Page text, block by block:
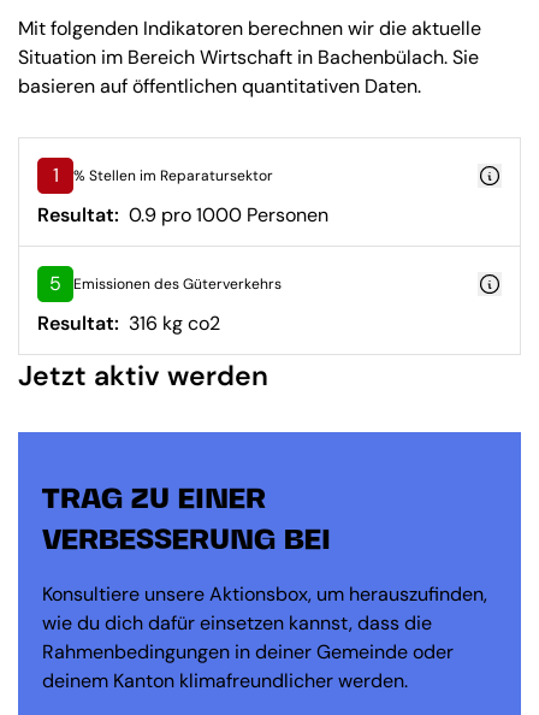
Mit folgenden Indikatoren berechnen wir die aktuelle
Situation im Bereich Wirtschaft in Bachenbülach. Sie
basieren auf öffentlichen quantitativen Daten.
1 % Stellen im Reparatursektor
Resultat: 0.9 pro 1000 Personen
5 Emissionen des Güterverkehrs
Resultat: 316 kg co2
Jetzt aktiv werden
TRAG ZU EINER
VERBESSERUNG BEI
Konsultiere unsere Aktionsbox, um herauszufinden,
wie du dich dafür einsetzen kannst, dass die
Rahmenbedingungen in deiner Gemeinde oder
deinem Kanton klimafreundlicher werden.